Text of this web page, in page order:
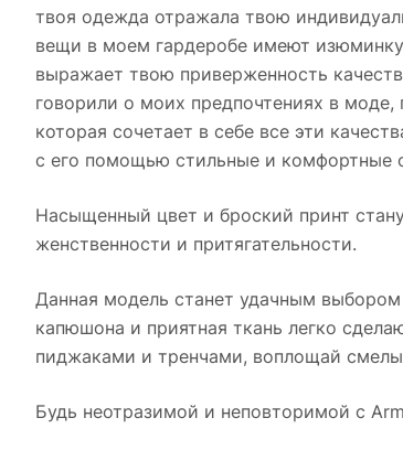
твоя одежда отражала твою
вещи в моем гардеробе имеют
выражает твою приверженность
говорили о моих предпочтениях в
которая сочетает в себе все эти
с его помощью стильные и комфортные
Насыщенный цвет и броский принт
женственности и притягательности.
Данная модель станет удачным выбором
капюшона и приятная ткань легко
пиджаками и тренчами, воплощай
Будь неотразимой и неповторимой с